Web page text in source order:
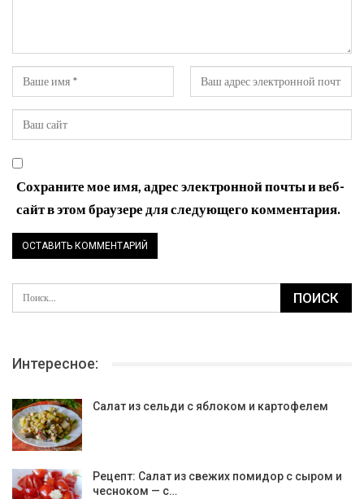
Сохраните мое имя, адрес электронной почты и веб-
сайт в этом браузере для следующего комментария.
Интересное:
Салат из сельди с яблоком и картофелем
Рецепт: Салат из свежих помидор с сыром и
чесноком — с…